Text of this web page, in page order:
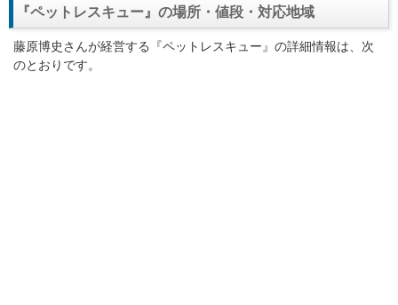
『ペットレスキュー』の場所・値段・対応地域
藤原博史さんが経営する『ペットレスキュー』の詳細情報は、次
のとおりです。